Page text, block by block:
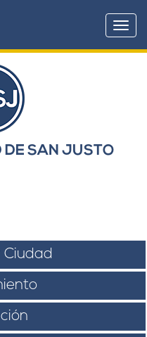
DE SAN JUSTO